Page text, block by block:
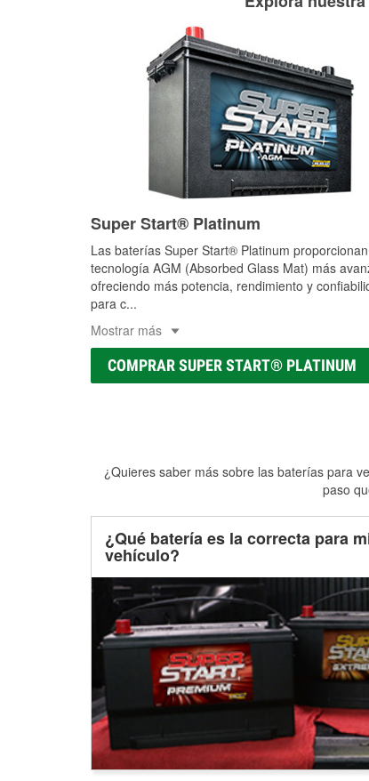
Super Start® Platinum
Las baterías Super Start® Platinum
tecnología AGM (Absorbed Glass Mat) más
ofreciendo más potencia, rendimiento y
para c...
Mostrar más
COMPRAR SUPER START® PLATINUM
¿Quieres saber más sobre las baterías para
paso
¿Qué batería es la correcta para
vehículo?